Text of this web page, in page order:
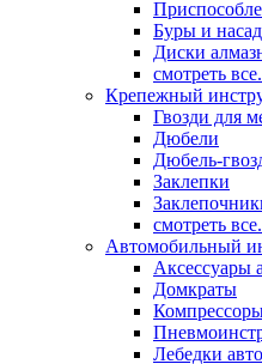
Буры и
Диски
смотреть
Крепежный
Гвозди для
Дюбели
Дюбель-
Заклепки
смотреть
Автомобильный
Аксессуары
Домкраты
Лебедки